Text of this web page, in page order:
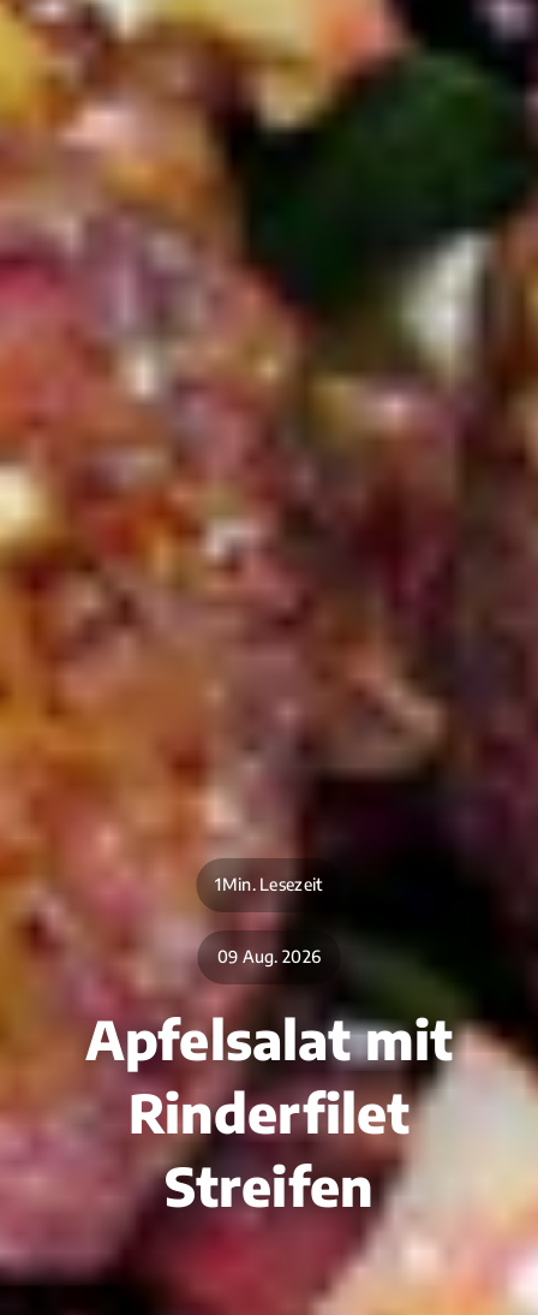
1Min. Lesezeit
09 Aug. 2026
Apfelsalat mit
Rinderfilet
Streifen